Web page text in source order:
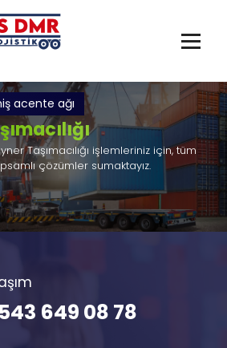
acente ağı
Taşımacılığı işlemleriniz için, tüm
çözümler sumaktayız.
649 08 78